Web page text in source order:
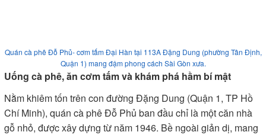
Quán cà phê Đỗ Phủ- cơm tấm Đại Hàn tại 113A Đặng Dung (phường Tân Định,
Quận 1) mang đậm phong cách Sài Gòn xưa.
Uống cà phê, ăn cơm tấm và khám phá hầm bí mật
Nằm khiêm tốn trên con đường Đặng Dung (Quận 1, TP Hồ
Chí Minh), quán cà phê Đỗ Phủ ban đầu chỉ là một căn nhà
gỗ nhỏ, được xây dựng từ năm 1946. Bề ngoài giản dị, mang